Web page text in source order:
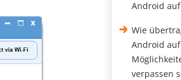
Android
Wie
Android auf
verpassen